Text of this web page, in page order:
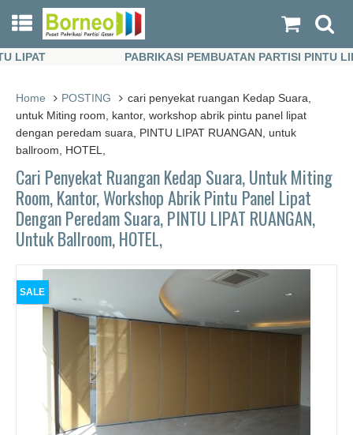
PABRIKASI PEMBUATAN PARTISI PINTU LIPAT
Home
POSTING
cari penyekat ruangan Kedap Suara,
untuk Miting room, kantor, workshop abrik pintu panel lipat
dengan peredam suara, PINTU LIPAT RUANGAN, untuk
ballroom, HOTEL,
Cari Penyekat Ruangan Kedap Suara, Untuk Miting
Room, Kantor, Workshop Abrik Pintu Panel Lipat
Dengan Peredam Suara, PINTU LIPAT RUANGAN,
Untuk Ballroom, HOTEL,
SALE